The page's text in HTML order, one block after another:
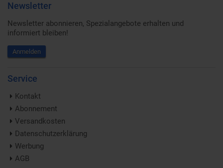
Newsletter
Newsletter abonnieren, Spezialangebote erhalten und
informiert bleiben!
Anmelden
Service
Kontakt
Abonnement
Versandkosten
Datenschutzerklärung
Werbung
AGB